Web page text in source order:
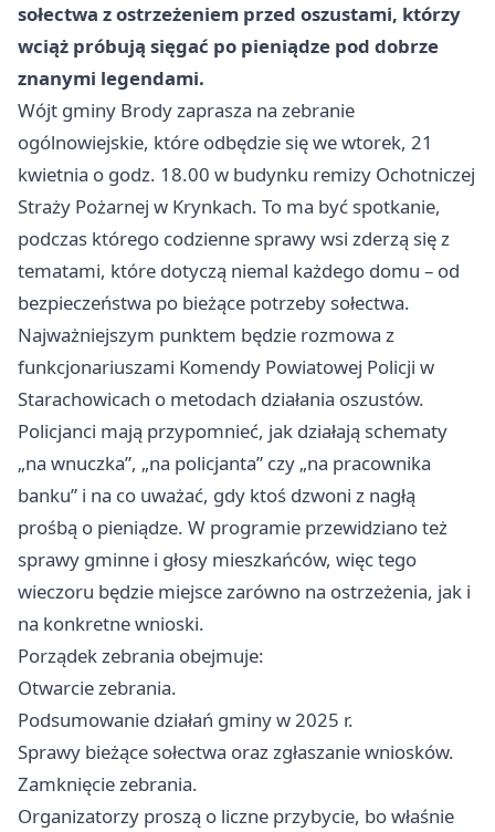
sołectwa z ostrzeżeniem przed oszustami, którzy
wciąż próbują sięgać po pieniądze pod dobrze
znanymi legendami.
Wójt gminy Brody zaprasza na zebranie
ogólnowiejskie, które odbędzie się we wtorek, 21
kwietnia o godz. 18.00 w budynku remizy Ochotniczej
Straży Pożarnej w Krynkach. To ma być spotkanie,
podczas którego codzienne sprawy wsi zderzą się z
tematami, które dotyczą niemal każdego domu – od
bezpieczeństwa po bieżące potrzeby sołectwa.
Najważniejszym punktem będzie rozmowa z
funkcjonariuszami Komendy Powiatowej Policji w
Starachowicach o metodach działania oszustów.
Policjanci mają przypomnieć, jak działają schematy
„na wnuczka”, „na policjanta” czy „na pracownika
banku” i na co uważać, gdy ktoś dzwoni z nagłą
prośbą o pieniądze. W programie przewidziano też
sprawy gminne i głosy mieszkańców, więc tego
wieczoru będzie miejsce zarówno na ostrzeżenia, jak i
na konkretne wnioski.
Porządek zebrania obejmuje:
Otwarcie zebrania.
Podsumowanie działań gminy w 2025 r.
Sprawy bieżące sołectwa oraz zgłaszanie wniosków.
Zamknięcie zebrania.
Organizatorzy proszą o liczne przybycie, bo właśnie